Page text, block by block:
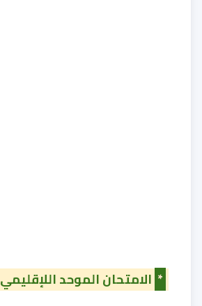
* الامتحان الموحد اللإقليمي